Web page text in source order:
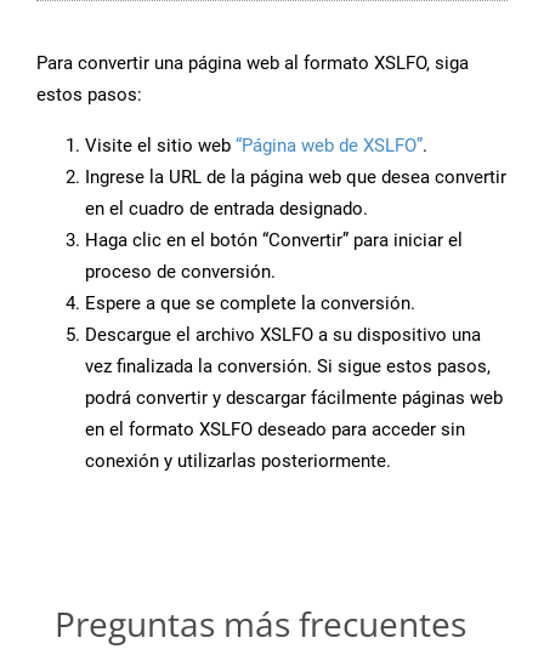
Para convertir una página web al formato XSLFO, siga
estos pasos:
Visite el sitio web “Página web de XSLFO”.
Ingrese la URL de la página web que desea convertir
en el cuadro de entrada designado.
Haga clic en el botón “Convertir” para iniciar el
proceso de conversión.
Espere a que se complete la conversión.
Descargue el archivo XSLFO a su dispositivo una
vez finalizada la conversión. Si sigue estos pasos,
podrá convertir y descargar fácilmente páginas web
en el formato XSLFO deseado para acceder sin
conexión y utilizarlas posteriormente.
Preguntas más frecuentes